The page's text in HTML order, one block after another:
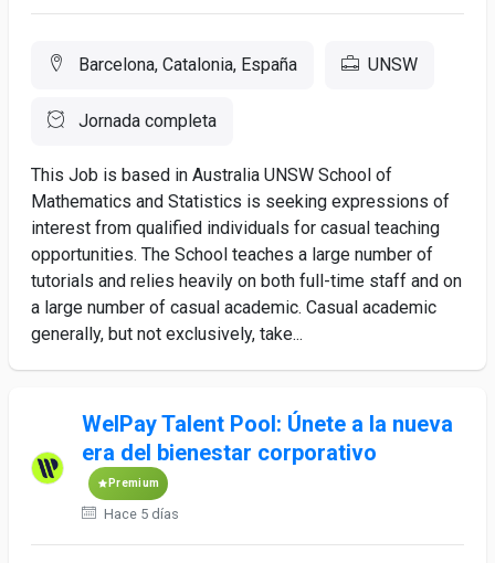
Barcelona, Catalonia, España UNSW
Jornada completa
This Job is based in Australia UNSW School of
Mathematics and Statistics is seeking expressions of
interest from qualified individuals for casual teaching
opportunities. The School teaches a large number of
tutorials and relies heavily on both full-time staff and on
a large number of casual academic. Casual academic
generally, but not exclusively, take...
WelPay Talent Pool: Únete a la nueva
era del bienestar corporativo
Premium
Hace 5 días